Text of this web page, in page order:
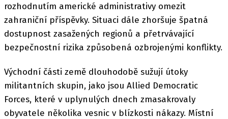
rozhodnutím americké administrativy omezit
zahraniční příspěvky. Situaci dále zhoršuje špatná
dostupnost zasažených regionů a přetrvávající
bezpečnostní rizika způsobená ozbrojenými konflikty.
Východní části země dlouhodobě sužují útoky
militantních skupin, jako jsou Allied Democratic
Forces, které v uplynulých dnech zmasakrovaly
obyvatele několika vesnic v blízkosti nákazy. Místní